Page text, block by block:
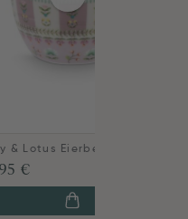
& Lotus Eierbecher Lila
€